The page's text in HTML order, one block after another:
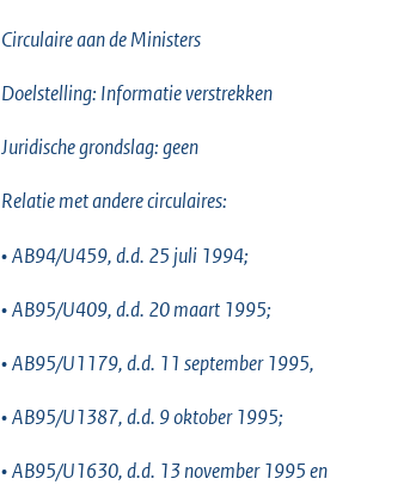
Circulaire aan de Ministers
Doelstelling: Informatie verstrekken
Juridische grondslag: geen
Relatie met andere circulaires:
•AB94/U459, d.d. 25 juli 1994;
•AB95/U409, d.d. 20 maart 1995;
•AB95/U1179, d.d. 11 september 1995,
•AB95/U1387, d.d. 9 oktober 1995;
•AB95/U1630, d.d. 13 november 1995 en